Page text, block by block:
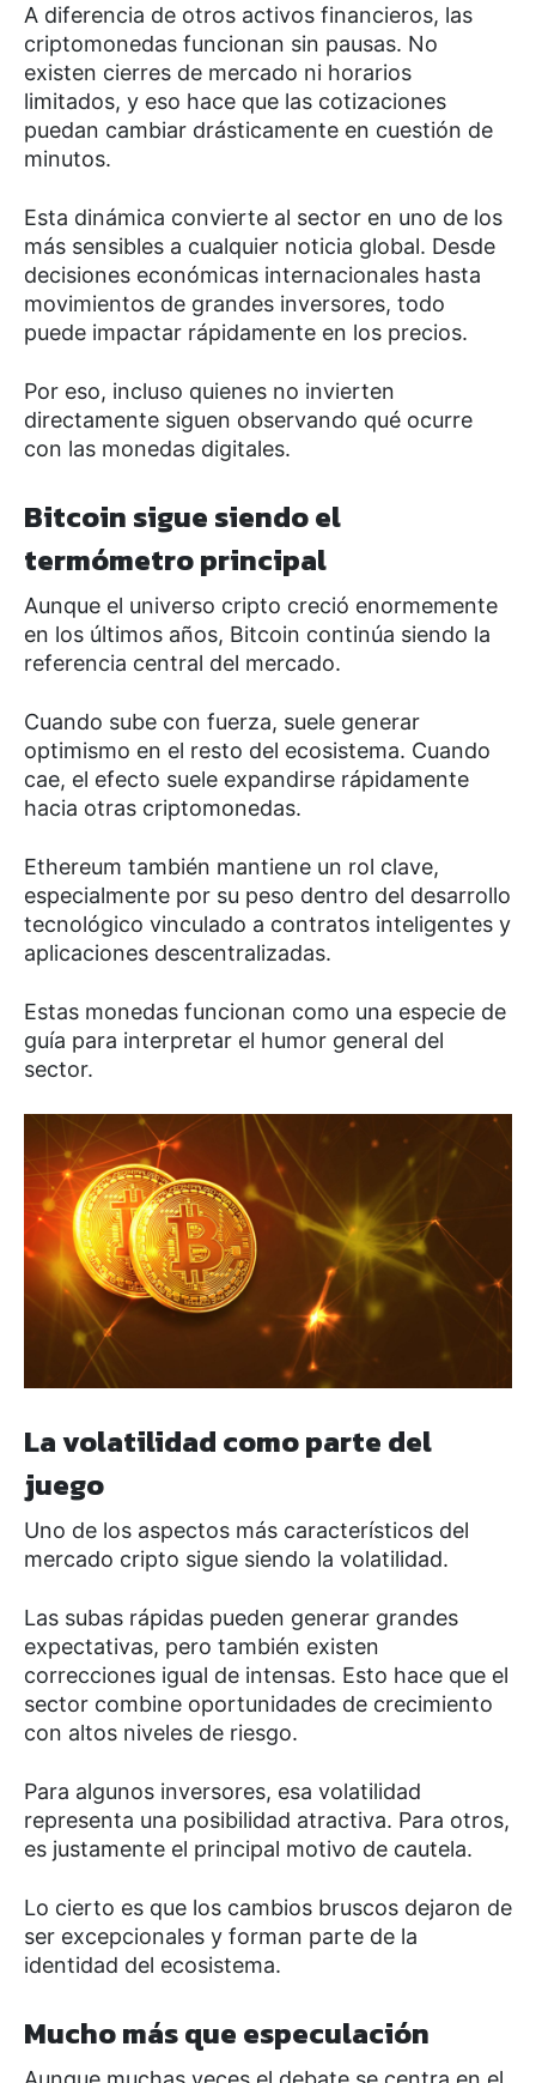
A diferencia de otros activos financieros, las
criptomonedas funcionan sin pausas. No
existen cierres de mercado ni horarios
limitados, y eso hace que las cotizaciones
puedan cambiar drásticamente en cuestión de
minutos.
Esta dinámica convierte al sector en uno de los
más sensibles a cualquier noticia global. Desde
decisiones económicas internacionales hasta
movimientos de grandes inversores, todo
puede impactar rápidamente en los precios.
Por eso, incluso quienes no invierten
directamente siguen observando qué ocurre
con las monedas digitales.
Bitcoin sigue siendo el
termómetro principal
Aunque el universo cripto creció enormemente
en los últimos años, Bitcoin continúa siendo la
referencia central del mercado.
Cuando sube con fuerza, suele generar
optimismo en el resto del ecosistema. Cuando
cae, el efecto suele expandirse rápidamente
hacia otras criptomonedas.
Ethereum también mantiene un rol clave,
especialmente por su peso dentro del desarrollo
tecnológico vinculado a contratos inteligentes y
aplicaciones descentralizadas.
Estas monedas funcionan como una especie de
guía para interpretar el humor general del
sector.
La volatilidad como parte del
juego
Uno de los aspectos más característicos del
mercado cripto sigue siendo la volatilidad.
Las subas rápidas pueden generar grandes
expectativas, pero también existen
correcciones igual de intensas. Esto hace que el
sector combine oportunidades de crecimiento
con altos niveles de riesgo.
Para algunos inversores, esa volatilidad
representa una posibilidad atractiva. Para otros,
es justamente el principal motivo de cautela.
Lo cierto es que los cambios bruscos dejaron de
ser excepcionales y forman parte de la
identidad del ecosistema.
Mucho más que especulación